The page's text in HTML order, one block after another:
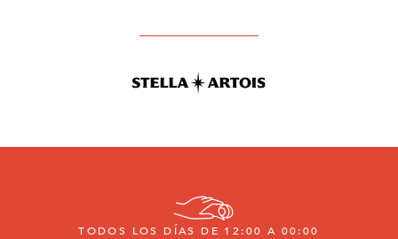
TODOS LOS DÍAS DE 12:00 A 00:00